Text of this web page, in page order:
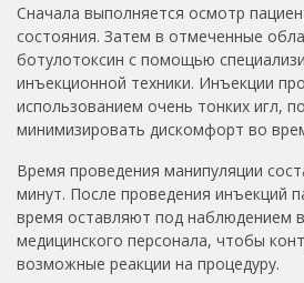
Сначала выполняется осмотр
состояния. Затем в отмеченные
ботулотоксин с помощью
инъекционной техники. Инъекции
использованием очень тонких игл,
минимизировать дискомфорт во
Время проведения манипуляции
минут. После проведения инъекций
время оставляют под наблюдением
медицинского персонала, чтобы
возможные реакции на процедуру.